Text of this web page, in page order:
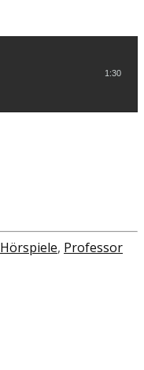
1:30
Hörspiele, Professor